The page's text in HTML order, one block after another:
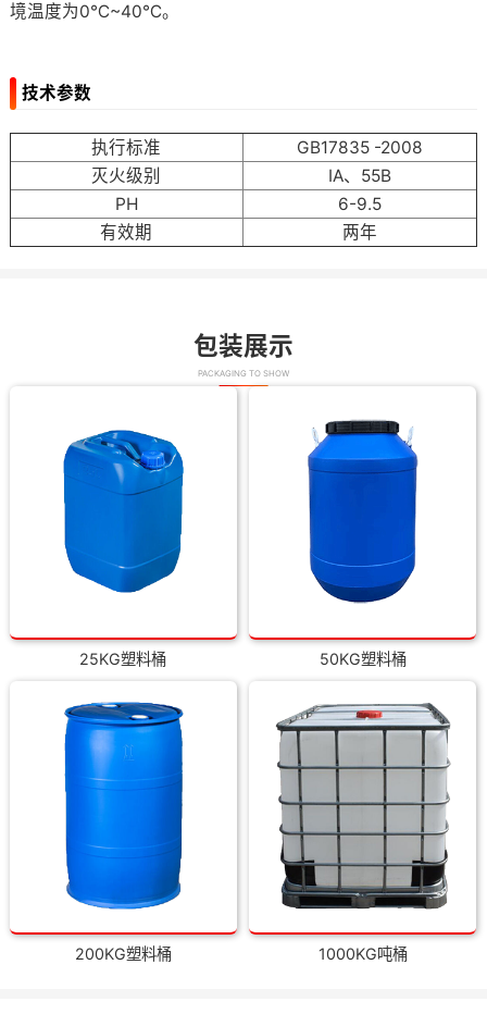
境温度为0℃~40℃。
技术参数
执行标准
GB17835 -2008
灭火级别
IA、55B
PH
6-9.5
有效期
两年
包装展示
PACKAGING TO SHOW
25KG塑料桶 50KG塑料桶
200KG塑料桶 1000KG吨桶